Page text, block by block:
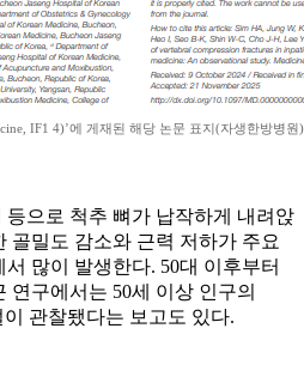
IF1 4)’에 게재된 해당 논문 표지(자생한방병원)
으로 척추 뼈가 납작하게 내려앉
골밀도 감소와 근력 저하가 주요
많이 발생한다. 50대 이후부터
연구에서는 50세 이상 인구의
관찰됐다는 보고도 있다.